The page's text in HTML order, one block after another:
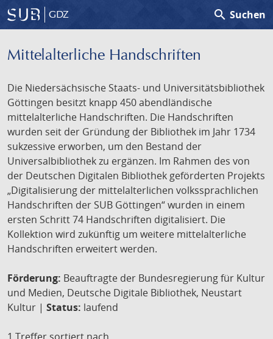
GDZ search Suchen
Mittelalterliche Handschriften
Die Niedersächsische Staats- und Universitätsbibliothek
Göttingen besitzt knapp 450 abendländische
mittelalterliche Handschriften. Die Handschriften
wurden seit der Gründung der Bibliothek im Jahr 1734
sukzessive erworben, um den Bestand der
Universalbibliothek zu ergänzen. Im Rahmen des von
der Deutschen Digitalen Bibliothek geförderten Projekts
„Digitalisierung der mittelalterlichen volkssprachlichen
Handschriften der SUB Göttingen“ wurden in einem
ersten Schritt 74 Handschriften digitalisiert. Die
Kollektion wird zukünftig um weitere mittelalterliche
Handschriften erweitert werden.
Förderung: Beauftragte der Bundesregierung für Kultur
und Medien, Deutsche Digitale Bibliothek, Neustart
Kultur | Status: laufend